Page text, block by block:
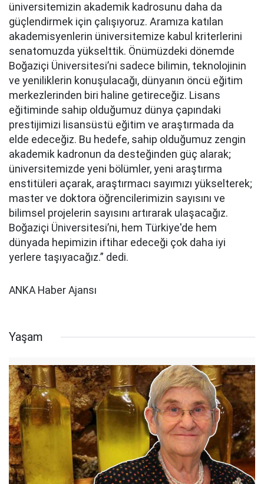
üniversitemizin akademik kadrosunu daha da
güçlendirmek için çalışıyoruz. Aramıza katılan
akademisyenlerin üniversitemize kabul kriterlerini
senatomuzda yükselttik. Önümüzdeki dönemde
Boğaziçi Üniversitesi’ni sadece bilimin, teknolojinin
ve yeniliklerin konuşulacağı, dünyanın öncü eğitim
merkezlerinden biri haline getireceğiz. Lisans
eğitiminde sahip olduğumuz dünya çapındaki
prestijimizi lisansüstü eğitim ve araştırmada da
elde edeceğiz. Bu hedefe, sahip olduğumuz zengin
akademik kadronun da desteğinden güç alarak;
üniversitemizde yeni bölümler, yeni araştırma
enstitüleri açarak, araştırmacı sayımızı yükselterek;
master ve doktora öğrencilerimizin sayısını ve
bilimsel projelerin sayısını artırarak ulaşacağız.
Boğaziçi Üniversitesi’ni, hem Türkiye'de hem
dünyada hepimizin iftihar edeceği çok daha iyi
yerlere taşıyacağız.” dedi.
ANKA Haber Ajansı
Yaşam